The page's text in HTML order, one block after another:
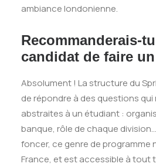
ambiance londonienne.
Recommanderais-
candidat de faire
Absolument ! La structure du
de répondre à des questions
abstraites à un étudiant :
banque, rôle de chaque
foncer, ce genre de programme
France, et est accessible à tout